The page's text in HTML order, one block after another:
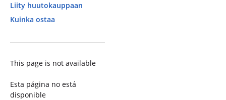
Liity huutokauppaan
Kuinka ostaa
This page is not available
Esta página no está
disponible